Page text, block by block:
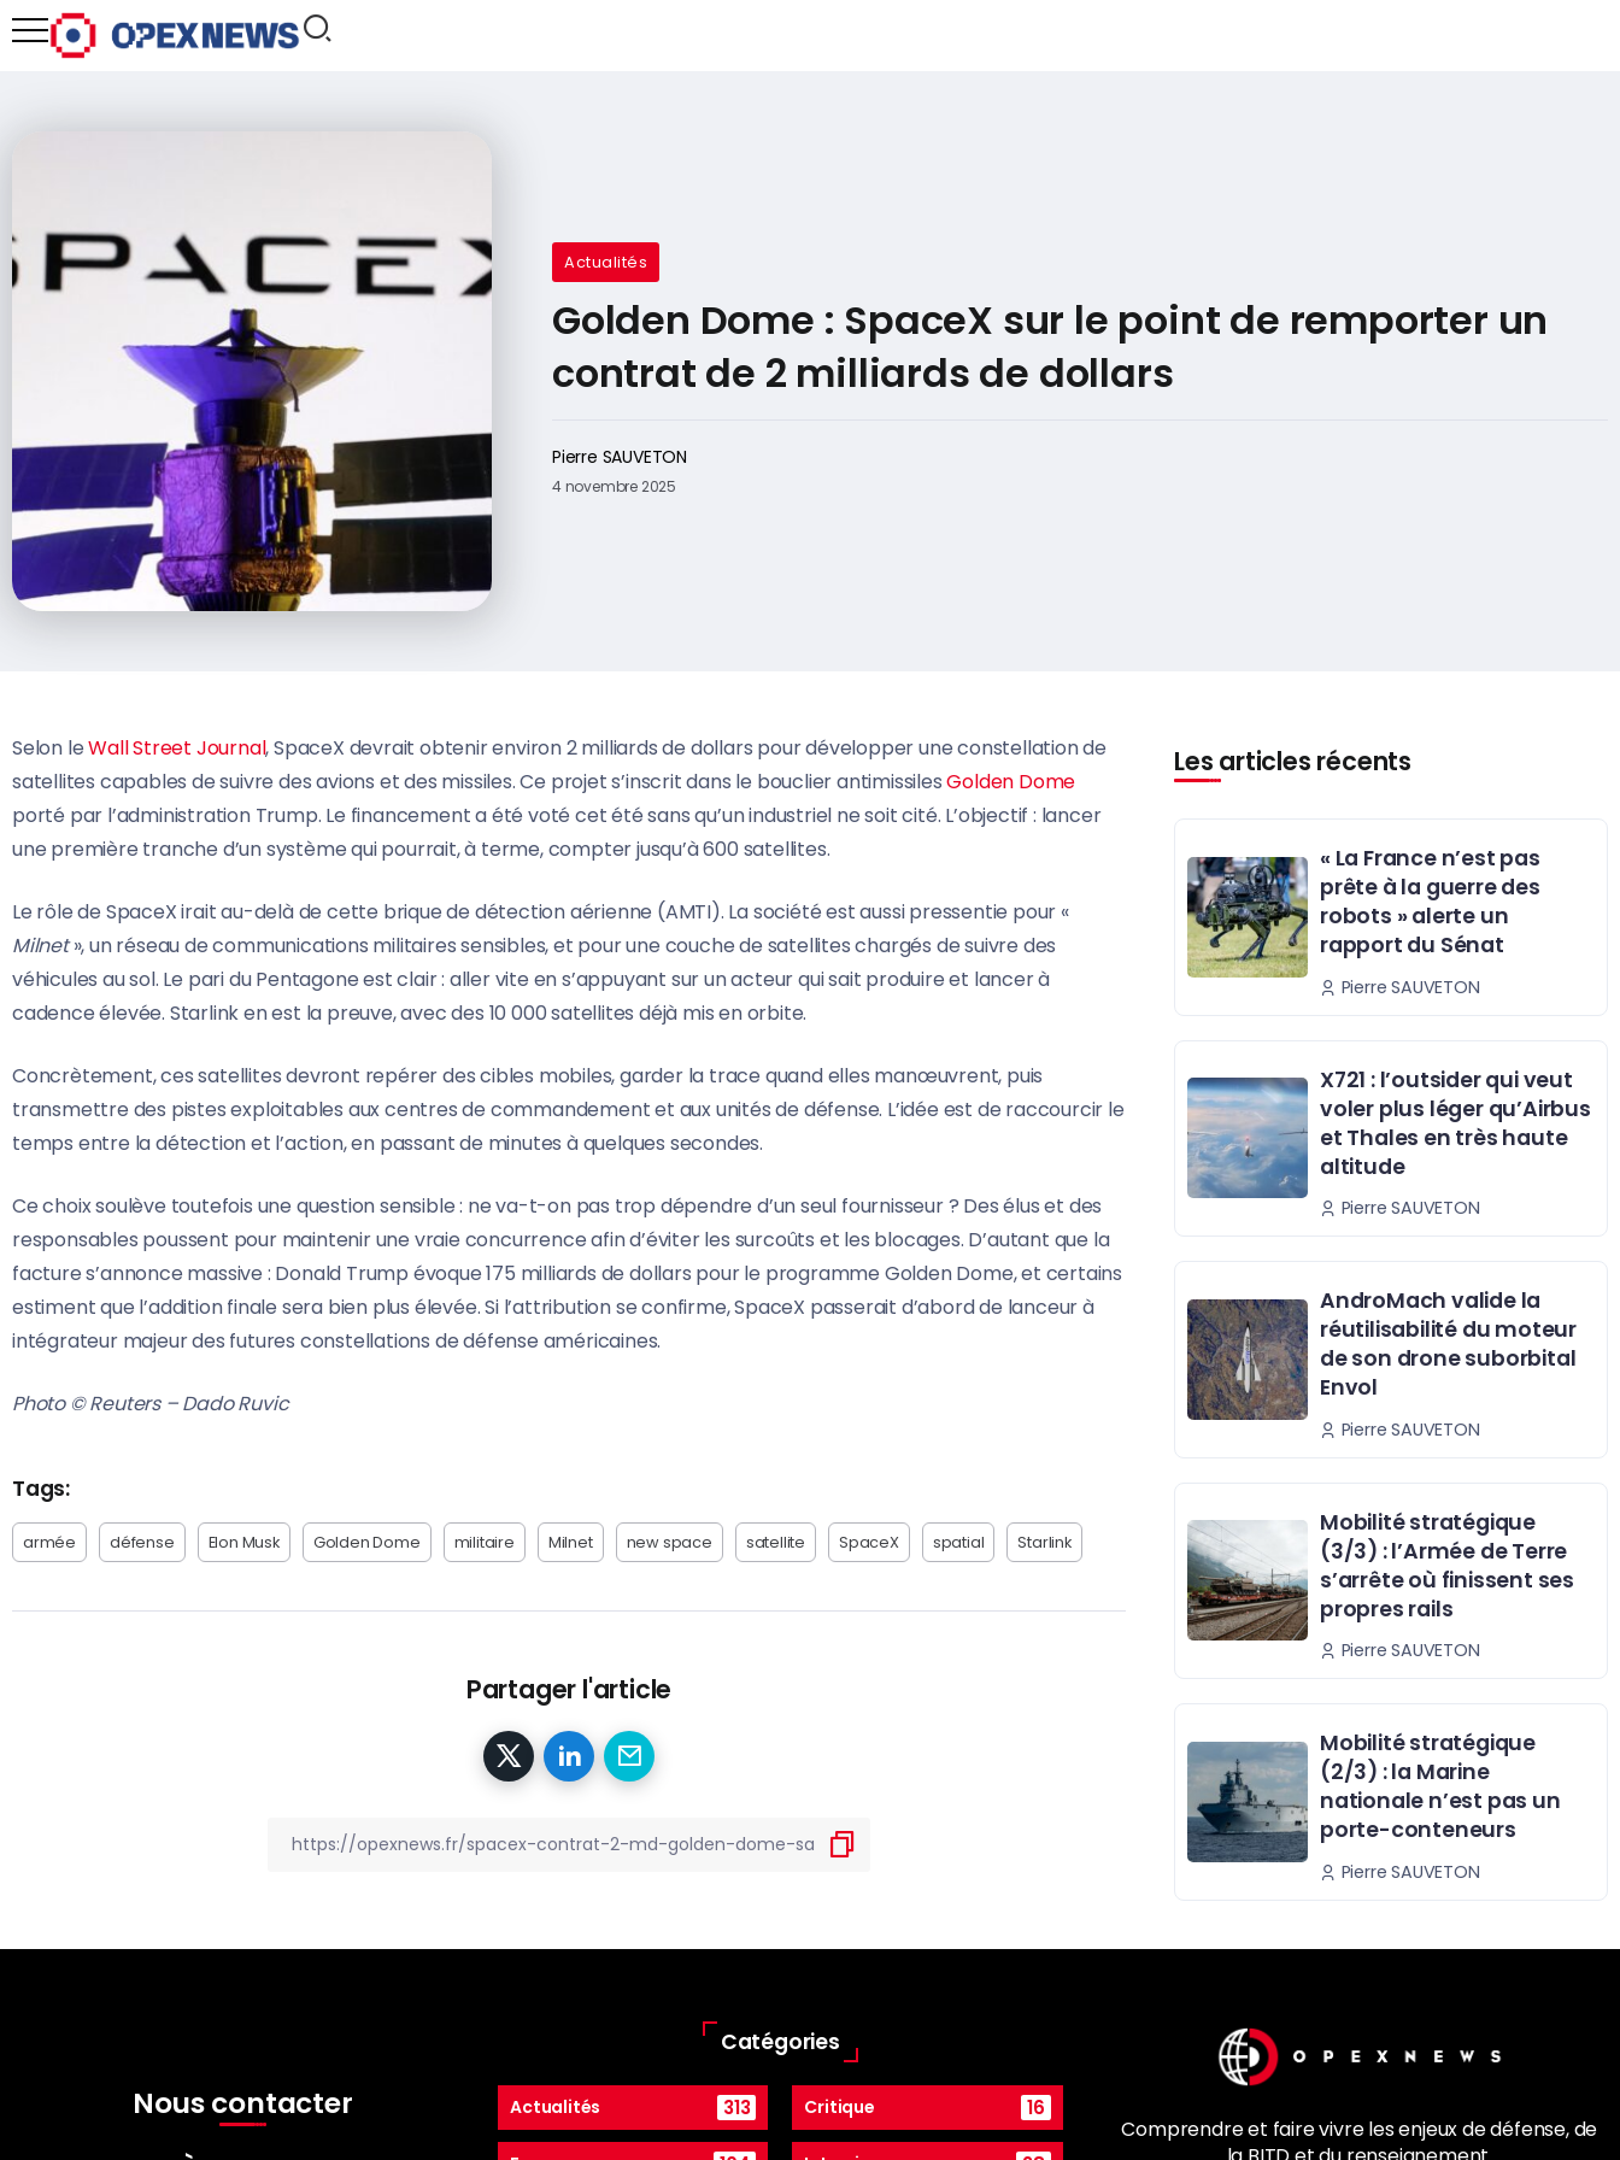
Actualités
Golden Dome : SpaceX sur le point de remporter un
contrat de 2 milliards de dollars
Pierre SAUVETON
4 novembre 2025
Selon leWall Street Journal, SpaceX devrait obtenir environ 2 milliards de dollars pour développer une constellation de
satellites capables de suivre des avions et des missiles. Ce projet s’inscrit dans le bouclier antimissilesGolden Dome
porté par l’administration Trump. Le financement a été voté cet été sans qu’un industriel ne soit cité. L’objectif : lancer
une première tranche d’un système qui pourrait, à terme, compter jusqu’à 600 satellites.
Le rôle de SpaceX irait au-delà de cette brique de détection aérienne (AMTI). La société est aussi pressentie pour «
Milnet», un réseau de communications militaires sensibles, et pour une couche de satellites chargés de suivre des
véhicules au sol. Le pari du Pentagone est clair : aller vite en s’appuyant sur un acteur qui sait produire et lancer à
cadence élevée. Starlink en est la preuve, avec des 10 000 satellites déjà mis en orbite.
Concrètement, ces satellites devront repérer des cibles mobiles, garder la trace quand elles manœuvrent, puis
transmettre des pistes exploitables aux centres de commandement et aux unités de défense. L’idée est de raccourcir le
temps entre la détection et l’action, en passant de minutes à quelques secondes.
Ce choix soulève toutefois une question sensible : ne va-t-on pas trop dépendre d’un seul fournisseur ? Des élus et des
responsables poussent pour maintenir une vraie concurrence afin d’éviter les surcoûts et les blocages. D’autant que la
facture s’annonce massive : Donald Trump évoque 175 milliards de dollars pour le programme Golden Dome, et certains
estiment que l’addition finale sera bien plus élevée. Si l’attribution se confirme, SpaceX passerait d’abord de lanceur à
intégrateur majeur des futures constellations de défense américaines.
Photo © Reuters – Dado Ruvic
Tags:
armée défense Elon Musk Golden Dome militaire Milnet new space satellite SpaceX spatial Starlink
Partager l'article
Les articles récents
« La France n’est pas
prête à la guerre des
robots » alerte un
rapport du Sénat
Pierre SAUVETON
X721 : l’outsider qui veut
voler plus léger qu’Airbus
et Thales en très haute
altitude
Pierre SAUVETON
AndroMach valide la
réutilisabilité du moteur
de son drone suborbital
Envol
Pierre SAUVETON
Mobilité stratégique
(3/3) : l’Armée de Terre
s’arrête où finissent ses
propres rails
Pierre SAUVETON
Mobilité stratégique
(2/3) : la Marine
nationale n’est pas un
porte-conteneurs
Pierre SAUVETON
Nous contacter
Catégories
Actualités 313 Critique 16
Comprendre et faire vivre les enjeux dedéfense, de